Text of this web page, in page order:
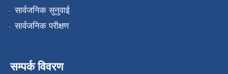
सार्वजनिक सुनुवाई
सार्वजनिक परीक्षण
सम्पर्क विवरण